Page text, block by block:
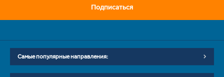
Подписаться
Самые популярные направления: